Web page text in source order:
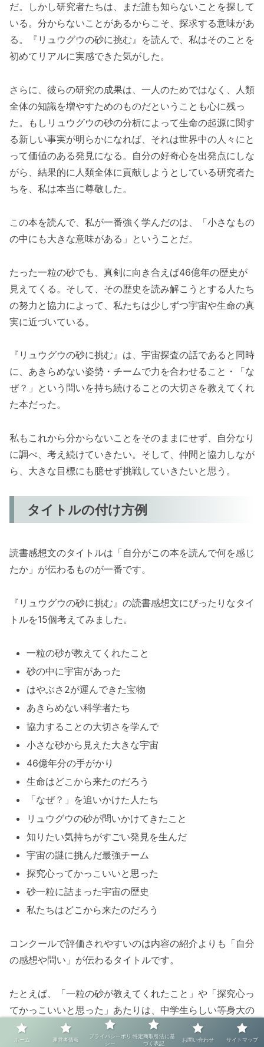
だ。しかし研究者たちは、まだ誰も知らないことを探して
いる。分からないことがあるからこそ、探求する意味があ
る。『リュウグウの砂に挑む』を読んで、私はそのことを
初めてリアルに実感できた気がした。
さらに、彼らの研究の成果は、一人のためではなく、人類
全体の知識を増やすためのものだということも心に残っ
た。もしリュウグウの砂の分析によって生命の起源に関す
る新しい事実が明らかになれば、それは世界中の人々にと
って価値のある発見になる。自分の好奇心を出発点にしな
がら、結果的に人類全体に貢献しようとしている研究者た
ちを、私は本当に尊敬した。
この本を読んで、私が一番強く学んだのは、「小さなもの
の中にも大きな意味がある」ということだ。
たった一粒の砂でも、真剣に向き合えば46億年の歴史が
見えてくる。そして、その歴史を読み解こうとする人たち
の努力と協力によって、私たちは少しずつ宇宙や生命の真
実に近づいている。
『リュウグウの砂に挑む』は、宇宙探査の話であると同時
に、あきらめない姿勢・チームで力を合わせること・「な
ぜ？」という問いを持ち続けることの大切さを教えてくれ
た本だった。
私もこれから分からないことをそのままにせず、自分なり
に調べ、考え続けていきたい。そして、仲間と協力しなが
ら、大きな目標にも臆せず挑戦していきたいと思う。
タイトルの付け方例
読書感想文のタイトルは「自分がこの本を読んで何を感じ
たか」が伝わるものが一番です。
『リュウグウの砂に挑む』の読書感想文にぴったりなタイ
トルを15個考えてみました。
一粒の砂が教えてくれたこと
砂の中に宇宙があった
はやぶさ2が運んできた宝物
あきらめない科学者たち
協力することの大切さを学んで
小さな砂から見えた大きな宇宙
46億年分の手がかり
生命はどこから来たのだろう
「なぜ？」を追いかけた人たち
リュウグウの砂が問いかけてきたこと
知りたい気持ちがすごい発見を生んだ
宇宙の謎に挑んだ最強チーム
探究心ってかっこいいと思った
砂一粒に詰まった宇宙の歴史
私たちはどこから来たのだろう
コンクールで評価されやすいのは内容の紹介よりも「自分
の感想や問い」が伝わるタイトルです。
たとえば、「一粒の砂が教えてくれたこと」や「探究心っ
てかっこいいと思った」あたりは、中学生らしい等身大の
言葉で書かれていて、読んだ人の興味を引きやすいでしょ
う。
ホーム 運営者情報
プライバシーポリ
シー
特定商取引法に基
づく表記
お問い合わせ サイトマップ